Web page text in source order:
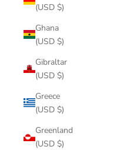
(USD $)
Ghana
(USD $)
Gibraltar
(USD $)
Greece
(USD $)
Greenland
(USD $)